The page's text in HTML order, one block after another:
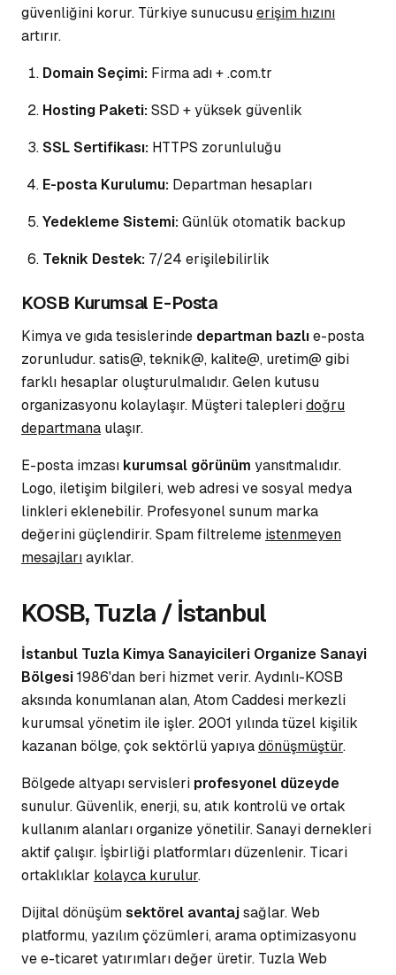
güvenliğini korur. Türkiye sunucusuerişim hızını
artırır.
Domain Seçimi: Firma adı + .com.tr
Hosting Paketi:SSD + yüksek güvenlik
SSL Sertifikası: HTTPS zorunluluğu
E-posta Kurulumu: Departman hesapları
Yedekleme Sistemi:Günlük otomatik backup
Teknik Destek: 7/24 erişilebilirlik
KOSB Kurumsal E-Posta
Kimya ve gıda tesislerinde departman bazlıe-posta
zorunludur. satis@, teknik@, kalite@, uretim@ gibi
farklı hesaplar oluşturulmalıdır. Gelen kutusu
organizasyonu kolaylaşır. Müşteri talepleridoğru
departmana ulaşır.
E-posta imzası kurumsal görünüm yansıtmalıdır.
Logo, iletişim bilgileri, web adresi vesosyal medya
linkleri eklenebilir. Profesyonel sunum marka
değerini güçlendirir. Spam filtreleme istenmeyen
mesajlarıayıklar.
KOSB, Tuzla / İstanbul
İstanbul Tuzla Kimya Sanayicileri Organize Sanayi
Bölgesi1986'dan beri hizmet verir. Aydınlı-KOSB
aksında konumlanan alan, Atom Caddesi merkezli
kurumsal yönetim ile işler. 2001 yılında tüzel kişilik
kazanan bölge, çok sektörlü yapıyadönüşmüştür.
Bölgede altyapı servisleri profesyonel düzeyde
sunulur. Güvenlik, enerji, su, atık kontrolü veortak
kullanımalanları organize yönetilir. Sanayi dernekleri
aktif çalışır. İşbirliği platformları düzenlenir. Ticari
ortaklıklar kolayca kurulur.
Dijital dönüşümsektörel avantajsağlar. Web
platformu, yazılım çözümleri, arama optimizasyonu
ve e-ticaret yatırımları değer üretir. Tuzla Web